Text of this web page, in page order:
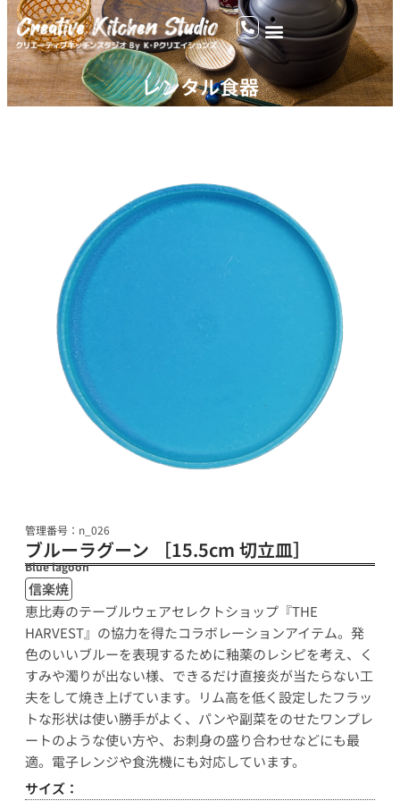
レンタル食器
管理番号：n_026
ブルーラグーン ［15.5cm 切立皿］
Blue lagoon
信楽焼
恵比寿のテーブルウェアセレクトショップ『THE
HARVEST』の協力を得たコラボレーションアイテム。発
色のいいブルーを表現するために釉薬のレシピを考え、く
すみや濁りが出ない様、できるだけ直接炎が当たらない工
夫をして焼き上げています。リム高を低く設定したフラッ
トな形状は使い勝手がよく、パンや副菜をのせたワンプレ
ートのような使い方や、お刺身の盛り合わせなどにも最
適。電子レンジや食洗機にも対応しています。
サイズ：